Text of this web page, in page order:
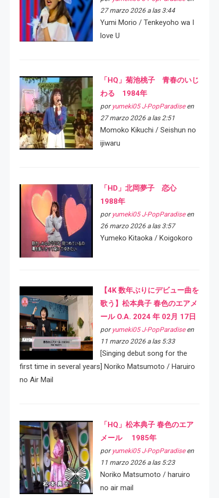
27 marzo 2026 a las 3:44
Yumi Morio / Tenkeyoho wa I
love U
「HQ」菊池桃子 青春のいじ
わる 1984年
por yumeki05 J-PopParadiseen
27 marzo 2026 a las 2:51
Momoko Kikuchi / Seishun no
ijiwaru
「HD」北岡夢子 恋心
1988年
por yumeki05 J-PopParadiseen
26 marzo 2026 a las 3:57
Yumeko Kitaoka / Koigokoro
【4K 数年ぶりにデビュー曲を
歌う】松本典子 春色のエアメ
ール O.A. 2024 年 02月 17日
por yumeki05 J-PopParadiseen
11 marzo 2026 a las 5:33
[Singing debut song for the
first time in several years] Noriko Matsumoto / Haruiro
no Air Mail
「HQ」松本典子 春色のエア
メール 1985年
por yumeki05 J-PopParadiseen
11 marzo 2026 a las 5:23
Noriko Matsumoto / haruiro
no air mail